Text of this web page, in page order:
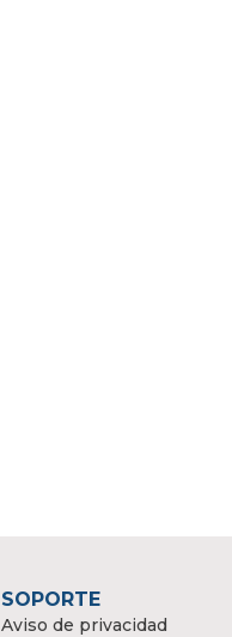
SOPORTE
Aviso de privacidad